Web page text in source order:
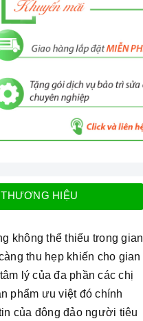
HIỆU
không thể thiếu trong gian
thu hẹp khiến cho gian
lý của đa phần các chị
phẩm ưu việt đó chính
của đông đảo người tiêu